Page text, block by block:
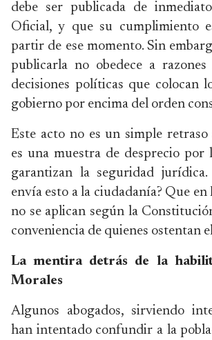
debe ser publicada de
Oficial, y que su cumplimiento
partir de ese momento. Sin
publicarla no obedece a razones
decisiones políticas que colocan
gobierno por encima del orden
Este acto no es un simple
es una muestra de desprecio por
garantizan la seguridad jurídica.
envía esto a la ciudadanía? Que en
no se aplican según la
conveniencia de quienes ostentan
La mentira detrás de la
Morales
Algunos abogados, sirviendo
han intentado confundir a la